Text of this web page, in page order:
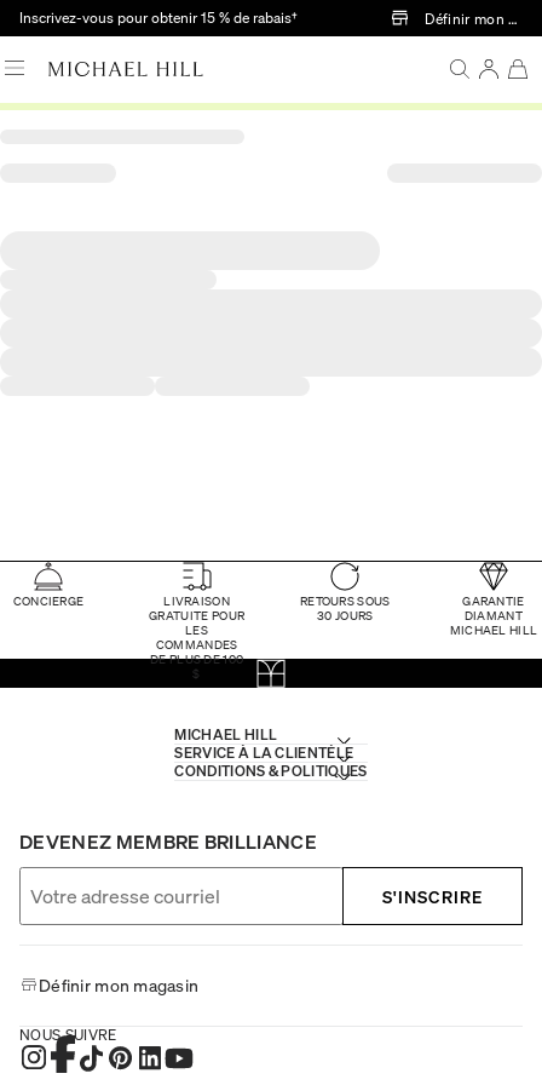
Passer au contenu principal
Inscrivez-vous pour obtenir 15 % de rabais† Définir mon
CONCIERGE
LIVRAISON
GRATUITE POUR
LES
COMMANDES
DE PLUS DE 100
$
RETOURS SOUS
30 JOURS
GARANTIE
DIAMANT
MICHAEL HILL
MICHAEL HILL
SERVICE À LA CLIENTÈLE
CONDITIONS & POLITIQUES
DEVENEZ MEMBRE BRILLIANCE
S'INSCRIRE
Définir mon magasin
NOUS SUIVRE